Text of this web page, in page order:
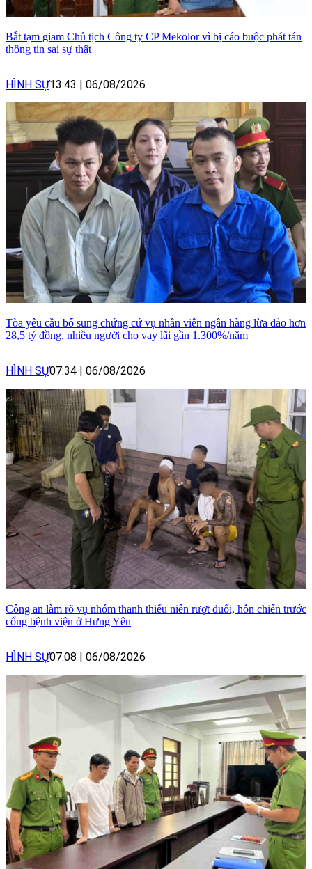
Bắt tạm giam Chủ tịch Công ty CP Mekolor vì bị cáo buộc phát tán
thông tin sai sự thật
HÌNH SỰ13:43 | 06/08/2026
Tòa yêu cầu bổ sung chứng cứ vụ nhân viên ngân hàng lừa đảo hơn
28,5 tỷ đồng, nhiều người cho vay lãi gần 1.300%/năm
HÌNH SỰ07:34 | 06/08/2026
Công an làm rõ vụ nhóm thanh thiếu niên rượt đuổi, hỗn chiến trước
cổng bệnh viện ở Hưng Yên
HÌNH SỰ07:08 | 06/08/2026